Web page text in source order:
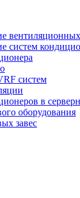
систем
систем
в
оборудования
завес